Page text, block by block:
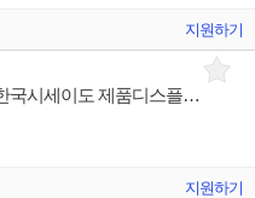
지원하기
[시세이도그룹] [ 롯데백화점 포항점 ] 한국시세이도 제품디스플레이 매장판매사원
지원하기